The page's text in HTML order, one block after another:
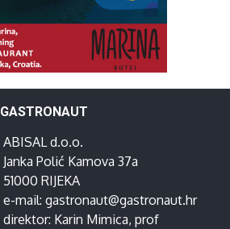
GASTRONAUT
ABISAL d.o.o.
Janka Polić Kamova 37a
51000 RIJEKA
e-mail: gastronaut@gastronaut.hr
direktor: Karin Mimica, prof